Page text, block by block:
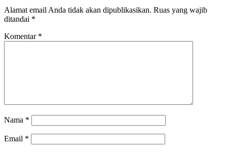
Alamat email Anda tidak akan dipublikasikan. Ruas yang wajib
ditandai *
Komentar *
Nama *
Email *